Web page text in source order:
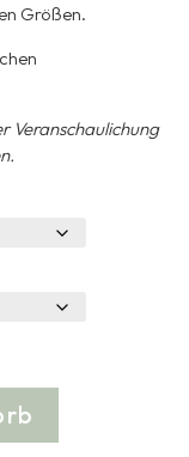
Größen.
Veranschaulichung